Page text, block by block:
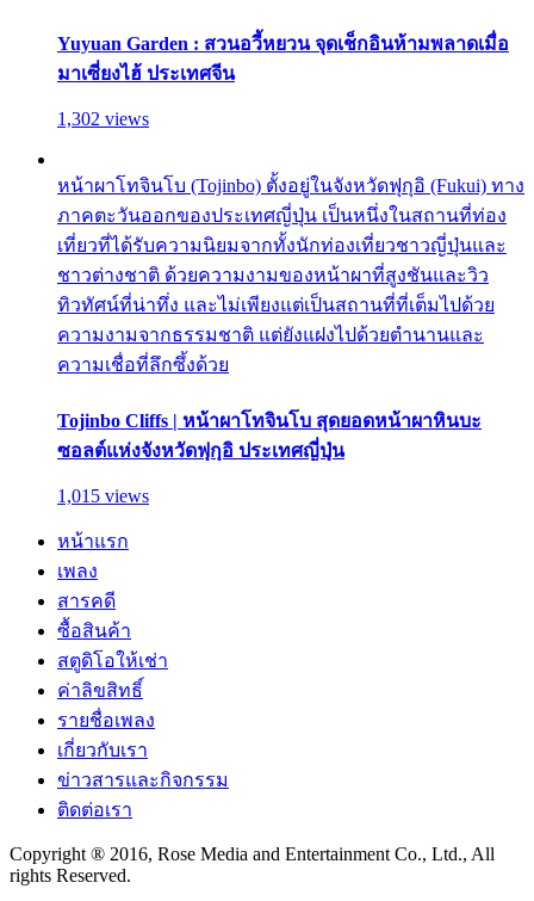
Yuyuan Garden : สวนอวี้หยวน จุดเช็กอินห้ามพลาดเมื่อ
มาเซี่ยงไฮ้ ประเทศจีน
1,302 views
หน้าผาโทจินโบ (Tojinbo) ตั้งอยู่ในจังหวัดฟุกุอิ (Fukui) ทาง
ภาคตะวันออกของประเทศญี่ปุ่น เป็นหนึ่งในสถานที่ท่อง
เที่ยวที่ได้รับความนิยมจากทั้งนักท่องเที่ยวชาวญี่ปุ่นและ
ชาวต่างชาติ ด้วยความงามของหน้าผาที่สูงชันและวิว
ทิวทัศน์ที่น่าทึ่ง และไม่เพียงแต่เป็นสถานที่ที่เต็มไปด้วย
ความงามจากธรรมชาติ แต่ยังแฝงไปด้วยตำนานและ
ความเชื่อที่ลึกซึ้งด้วย
Tojinbo Cliffs | หน้าผาโทจินโบ สุดยอดหน้าผาหินบะ
ซอลต์แห่งจังหวัดฟุกุอิ ประเทศญี่ปุ่น
1,015 views
หน้าแรก
เพลง
สารคดี
ซื้อสินค้า
สตูดิโอให้เช่า
ค่าลิขสิทธิ์
รายชื่อเพลง
เกี่ยวกับเรา
ข่าวสารและกิจกรรม
ติดต่อเรา
Copyright ® 2016, Rose Media and Entertainment Co., Ltd., All
rights Reserved.